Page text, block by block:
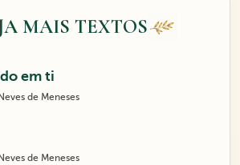
MAIS TEXTOS
em ti
de Meneses
de Meneses